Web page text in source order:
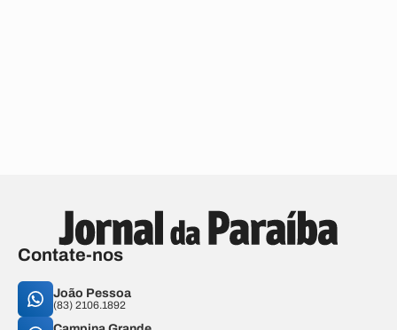
Contate-nos
João Pessoa
(83) 2106.1892